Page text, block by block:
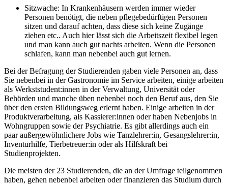
Sitzwache: In Krankenhäusern werden immer wieder
Personen benötigt, die neben pflegebedürftigen Personen
sitzen und darauf achten, dass diese sich keine Zugänge
ziehen etc.. Auch hier lässt sich die Arbeitszeit flexibel legen
und man kann auch gut nachts arbeiten. Wenn die Personen
schlafen, kann man nebenbei auch gut lernen.
Bei der Befragung der Studierenden gaben viele Personen an, dass
Sie nebenbei in der Gastronomie im Service arbeiten, einige arbeiten
als Werkststudent:innen in der Verwaltung, Universität oder
Behörden und manche üben nebenbei noch den Beruf aus, den Sie
über den ersten Bildungsweg erlernt haben. Einige arbeiten in der
Produktverarbeitung, als Kassierer:innen oder haben Nebenjobs in
Wohngruppen sowie der Psychiatrie. Es gibt allerdings auch ein
paar außergewöhnlichere Jobs wie Tanzlehrer:in, Gesangslehrer:in,
Inventurhilfe, Tierbetreuer:in oder als Hilfskraft bei
Studienprojekten.
Die meisten der 23 Studierenden, die an der Umfrage teilgenommen
haben, gehen nebenbei arbeiten oder finanzieren das Studium durch